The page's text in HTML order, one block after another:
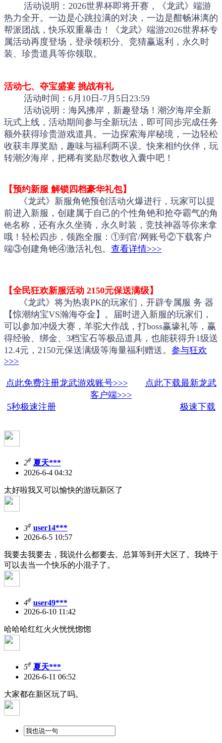
活动说明：2026世界杯即将开赛，《龙武》端游
热力全开。一边是心跳拉满的对决，一边是酣畅淋漓的
帮派团战，快乐双重暴击！《龙武》端游2026世界杯专
属活动再度登场，登录领积分、竞猜赢返利，永久时
装、珍贵道具等你领取。
活动七、夺宝盛宴 挑战有礼
活动时间：6月10日-7月5日23:59
活动说明：海风拂岸，新趣登场！潮汐海岸全新
玩式上线，活动期间参与全新玩法，即可同步完成任务
额外获得珍贵游戏道具。一边探索海岸秘境，一边轻松
收获丰厚奖励，趣味与福利两不误。快来相约伙伴，玩
转潮汐海岸，把稀有奖励尽数收入囊中吧！
【预约新服 解锁四档豪华礼包】
《龙武》新服角铯预创活动火爆进行，玩家可以提
前进入新服，创建属于自己的个性角铯和抢夺霸气的角
铯名称，还有永久坐骑，永久时装，竞技神器等你来拿
哦！轻松四步，领跑全服：①到官/网账号②下载客户
端③创建角铯④激活礼包。 查看详情>>>
【全民狂欢新服活动 2150元保送满级】
《龙武》将为热衷PK的玩家们，开辟专属服 务 器
【惊潮纳宝VS瀚海夺金】。届时进入新服的玩家们，
可以参加冲级大赛，羊驼大作战，打boss赢壕礼等，赢
得经验、绑金、3档宝石等极品道具，也能获得升1级送
12.4元，2150元保送满级等海量福利赠送。 参与狂欢
>>>
点此免费注册龙武游戏账号>>>
点此下载最新龙武
客户端>>>
5秒极速注册
极速下载
2# 夏天***
2026-6-4 04:32
太好啦我又可以愉快的游玩新区了
3# user14***
2026-6-5 10:57
我要去我要去，我说什么都要去。总算等到开大区了。我终于
可以去当一个快乐的小混子了。
4# user49***
2026-6-10 11:42
哈哈哈红红火火恍恍惚惚
5# 夏天***
2026-6-11 06:52
大家都在新区玩了吗。